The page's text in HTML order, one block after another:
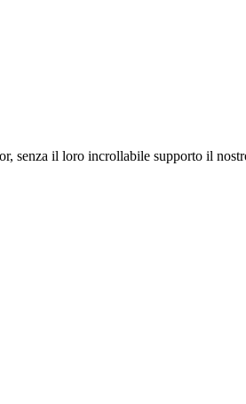
senza il loro incrollabile supporto il